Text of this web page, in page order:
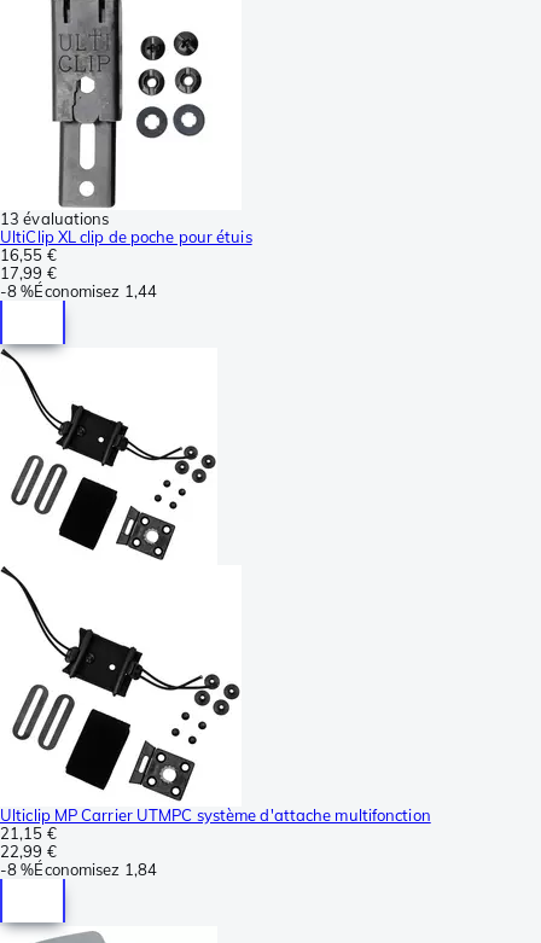
13 évaluations
UltiClip XL clip de poche pour étuis
16,55 €
17,99 €
-8 %Économisez 1,44
Ulticlip MP Carrier UTMPC système d'attache multifonction
21,15 €
22,99 €
-8 %Économisez 1,84